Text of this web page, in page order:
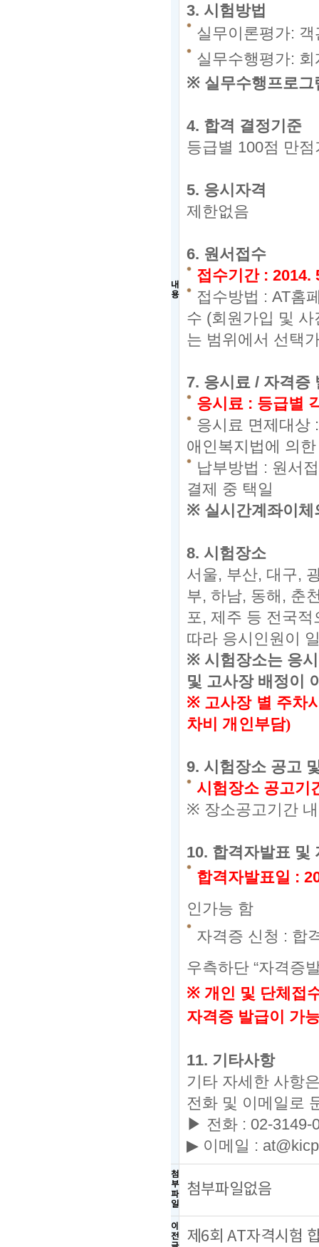
내
용
3. 시험방법
실무이론평가:
실무수행평가:
※ 실무수행프로
4. 합격 결정기준
등급별 100점 만
5. 응시자격
제한없음
6. 원서접수
접수기간 : 2014.
접수방법 : AT홈
수 (회원가입 및
는 범위에서 선택
7. 응시료 / 자격증
응시료 : 등급별
응시료 면제대상
애인복지법에 의
납부방법 : 원서
결제 중 택일
※ 실시간계좌이
8. 시험장소
서울, 부산, 대구,
부, 하남, 동해, 춘
포, 제주 등 전국적
따라 응시인원이
※ 시험장소는 응
및 고사장 배정이
※ 고사장 별 주차
차비 개인부담)
9. 시험장소 공고
시험장소 공고기
※ 장소공고기간
10. 합격자발표 및
합격자발표일 :
인가능 함
자격증 신청 : 합
우측하단 “자격증
※ 개인 및 단체접
자격증 발급이 가
11. 기타사항
기타 자세한 사항
전화 및 이메일로
▶ 전화 : 02-3149-
▶ 이메일 :
첨
부
파
일
첨부파일없음
이
전
제6회 AT자격시험